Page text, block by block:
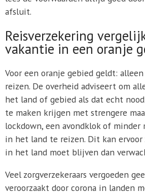
afsluit.
Reisverzekering
vakantie in een oranje
Voor een oranje gebied geldt:
reizen. De overheid adviseert om
het land of gebied als dat echt
te maken krijgen met strengere
lockdown, een avondklok of minder
in het land te reizen. Dit kan ervoor
in het land moet blijven dan
Veel zorgverzekeraars vergoeden
veroorzaakt door corona in landen